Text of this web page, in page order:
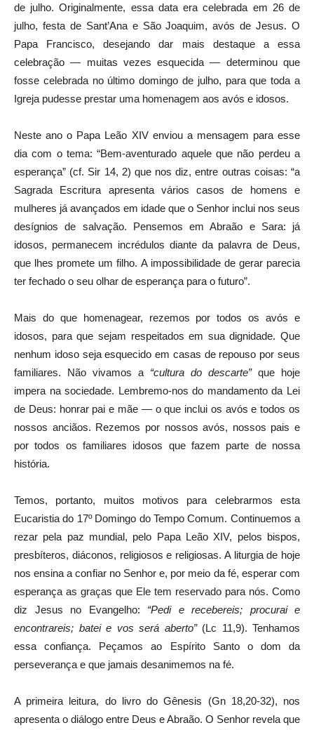
de julho. Originalmente, essa data era celebrada em 26 de
julho, festa de Sant’Ana e São Joaquim, avós de Jesus. O
Papa Francisco, desejando dar mais destaque a essa
celebração — muitas vezes esquecida — determinou que
fosse celebrada no último domingo de julho, para que toda a
Igreja pudesse prestar uma homenagem aos avós e idosos.
Neste ano o Papa Leão XIV enviou a mensagem para esse
dia com o tema: “Bem-aventurado aquele que não perdeu a
esperança” (cf. Sir 14, 2) que nos diz, entre outras coisas: “a
Sagrada Escritura apresenta vários casos de homens e
mulheres já avançados em idade que o Senhor inclui nos seus
desígnios de salvação. Pensemos em Abraão e Sara: já
idosos, permanecem incrédulos diante da palavra de Deus,
que lhes promete um filho. A impossibilidade de gerar parecia
ter fechado o seu olhar de esperança para o futuro”.
Mais do que homenagear, rezemos por todos os avós e
idosos, para que sejam respeitados em sua dignidade. Que
nenhum idoso seja esquecido em casas de repouso por seus
familiares. Não vivamos a “cultura do descarte” que hoje
impera na sociedade. Lembremo-nos do mandamento da Lei
de Deus: honrar pai e mãe — o que inclui os avós e todos os
nossos anciãos. Rezemos por nossos avós, nossos pais e
por todos os familiares idosos que fazem parte de nossa
história.
Temos, portanto, muitos motivos para celebrarmos esta
Eucaristia do 17º Domingo do Tempo Comum. Continuemos a
rezar pela paz mundial, pelo Papa Leão XIV, pelos bispos,
presbíteros, diáconos, religiosos e religiosas. A liturgia de hoje
nos ensina a confiar no Senhor e, por meio da fé, esperar com
esperança as graças que Ele tem reservado para nós. Como
diz Jesus no Evangelho: “Pedi e recebereis; procurai e
encontrareis; batei e vos será aberto”(Lc 11,9). Tenhamos
essa confiança. Peçamos ao Espírito Santo o dom da
perseverança e que jamais desanimemos na fé.
A primeira leitura, do livro do Gênesis (Gn 18,20-32), nos
apresenta o diálogo entre Deus e Abraão. O Senhor revela que